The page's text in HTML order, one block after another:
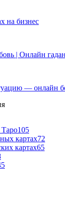
на бизнес
| Онлайн
— онлайн
Таро105
картах72
картах65